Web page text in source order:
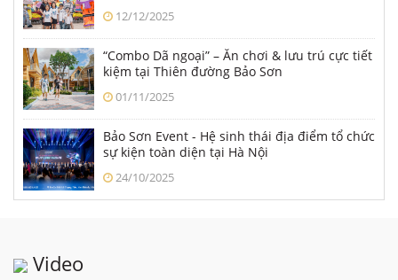
12/12/2025
“Combo Dã ngoại” – Ăn chơi & lưu trú cực tiết
kiệm tại Thiên đường Bảo Sơn
01/11/2025
Bảo Sơn Event - Hệ sinh thái địa điểm tổ chức
sự kiện toàn diện tại Hà Nội
24/10/2025
Video